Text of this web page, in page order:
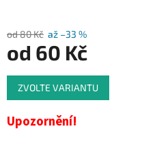
od 80 Kč až –33 %
od 60 Kč
Měrná
cena:
ZVOLTE VARIANTU
Upozornění!